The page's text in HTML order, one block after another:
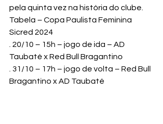
pela quinta vez na história do clube.
Tabela – Copa Paulista Feminina
Sicred 2024
. 20/10 – 15h – jogo de ida – AD
Taubaté x Red Bull Bragantino
. 31/10 – 17h – jogo de volta – Red Bull
Bragantino x AD Taubaté